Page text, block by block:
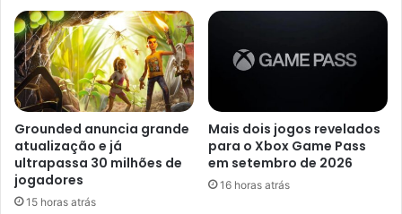
Grounded anuncia grande
atualização e já
ultrapassa 30 milhões de
jogadores
15 horas atrás
Mais dois jogos revelados
para o Xbox Game Pass
em setembro de 2026
16 horas atrás